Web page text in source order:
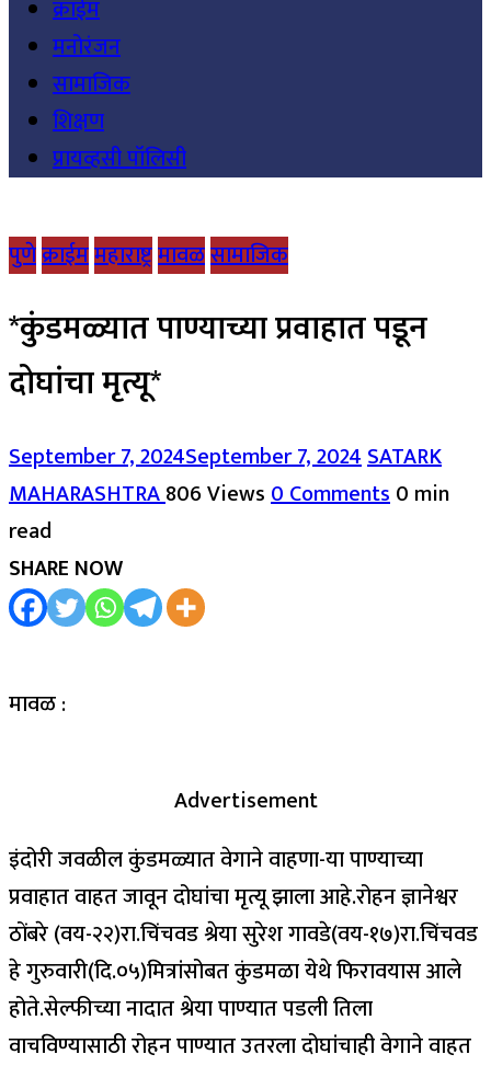
क्राईम
मनोरंजन
सामाजिक
शिक्षण
प्रायव्हसी पॉलिसी
पुणेक्राईममहाराष्ट्रमावळसामाजिक
*कुंडमळ्यात पाण्याच्या प्रवाहात पडून
दोघांचा मृत्यू*
September 7, 2024September 7, 2024SATARK
MAHARASHTRA806 Views0 Comments0 min
read
SHARE NOW
मावळ :
Advertisement
इंदोरी जवळील कुंडमळ्यात वेगाने वाहणा-या पाण्याच्या
प्रवाहात वाहत जावून दोघांचा मृत्यू झाला आहे.रोहन ज्ञानेश्वर
ठोंबरे (वय-२२)रा.चिंचवड श्रेया सुरेश गावडे(वय-१७)रा.चिंचवड
हे गुरुवारी(दि.०५)मित्रांसोबत कुंडमळा येथे फिरावयास आले
होते.सेल्फीच्या नादात श्रेया पाण्यात पडली तिला
वाचविण्यासाठी रोहन पाण्यात उतरला दोघांचाही वेगाने वाहत